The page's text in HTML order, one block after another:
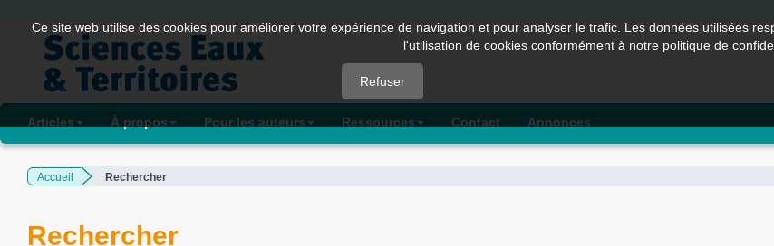
Quick
jump
page
content
Navigation
Main
Sidebar
Articles À propos Pour les auteurs Ressources Contact Annonces
Accueil Rechercher
Rechercher
Ce site web utilise des cookies pour améliorer votre expérience de navigation et pour analyser le trafic. Les données utilisées
l'utilisation de cookies conformément à notre politique de
Refuser